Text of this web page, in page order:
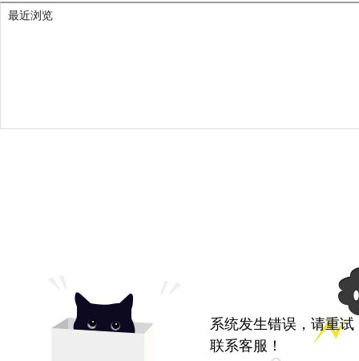
最近浏览
系统发生错误，请重
联系客服！